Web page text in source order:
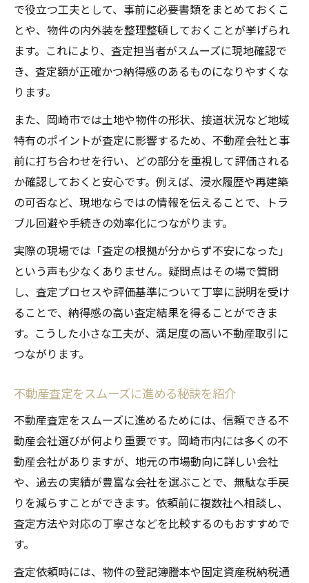
で役立つ工夫として、事前に必要書類をまとめておくこ
とや、物件の内外装を整理整頓しておくことが挙げられ
ます。これにより、査定担当者がスムーズに現地確認で
き、査定額が正確かつ納得感のあるものになりやすくな
ります。
また、岡崎市では土地や物件の形状、接道状況など地域
特有のポイントが査定に影響するため、不動産会社と事
前に打ち合わせを行い、どの部分を重視して評価される
か確認しておくと安心です。例えば、浸水履歴や再建築
の可否など、現地ならではの情報を伝えることで、トラ
ブル回避や手続きの効率化につながります。
実際の現場では「査定の根拠が分からず不安になった」
という声も少なくありません。疑問点はその場で質問
し、査定プロセスや評価基準について丁寧に説明を受け
ることで、納得感の高い査定結果を得ることができま
す。こうした小さな工夫が、満足度の高い不動産取引に
つながります。
不動産査定をスムーズに進める秘訣を紹介
不動産査定をスムーズに進めるためには、信頼できる不
動産会社選びが何より重要です。岡崎市内には多くの不
動産会社がありますが、地元の市場動向に詳しい会社
や、過去の実績が豊富な会社を選ぶことで、無駄な手戻
りを減らすことができます。依頼前に複数社へ相談し、
査定方法や対応の丁寧さなどを比較するのもおすすめで
す。
査定依頼時には、物件の登記簿謄本や固定資産税納税通